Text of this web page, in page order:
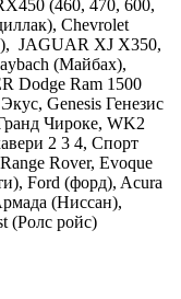
(460, 470, 600,
Сhevrolet
JAGUAR XJ X350,
(Майбах),
Dodge Ram 1500
Genesis Генезис
Чироке, WK2
2 3 4, Спорт
Rover, Evoque
Ford (форд), Acura
(Ниссан),
(Ролс ройс)